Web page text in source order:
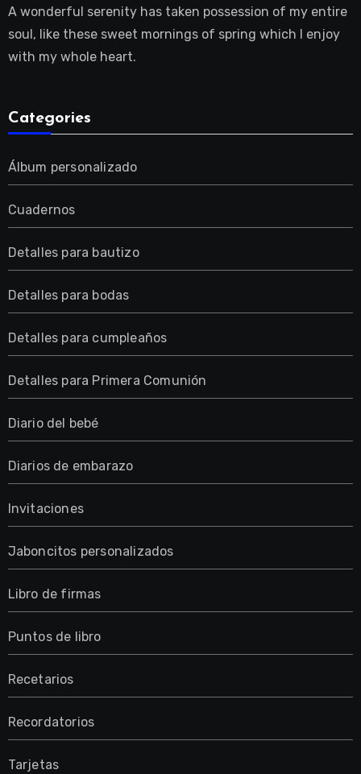
A wonderful serenity has taken possession of my entire
soul, like these sweet mornings of spring which I enjoy
with my whole heart.
Categories
Álbum personalizado
Cuadernos
Detalles para bautizo
Detalles para bodas
Detalles para cumpleaños
Detalles para Primera Comunión
Diario del bebé
Diarios de embarazo
Invitaciones
Jaboncitos personalizados
Libro de firmas
Puntos de libro
Recetarios
Recordatorios
Tarjetas